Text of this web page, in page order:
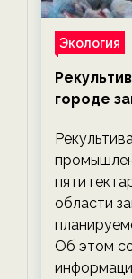
Экология
городе
экологии
пяти
области
Об этом